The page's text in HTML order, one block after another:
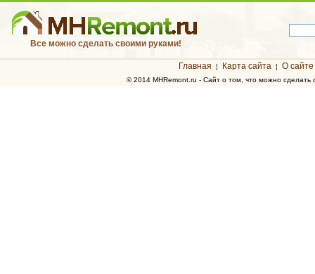
Все можно сделать своими руками!
Главная ¦ Карта сайта ¦ О сайте
© 2014 MHRemont.ru - Сайт о том, что можно сделать